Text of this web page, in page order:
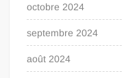
octobre 2024
septembre 2024
août 2024